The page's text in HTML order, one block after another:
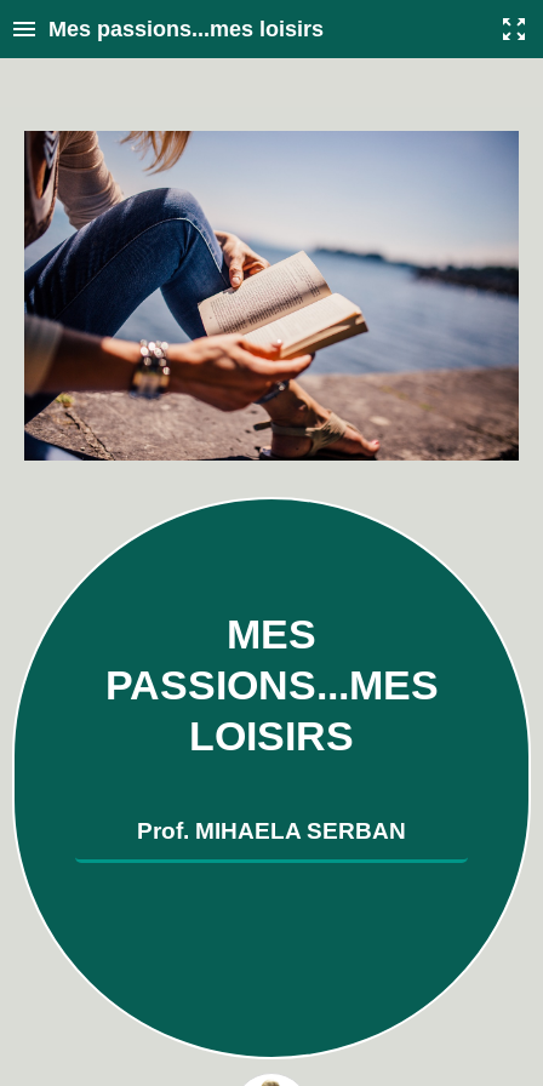
Mes passions...mes loisirs
MES
PASSIONS...MES
LOISIRS
Prof. MIHAELA SERBAN